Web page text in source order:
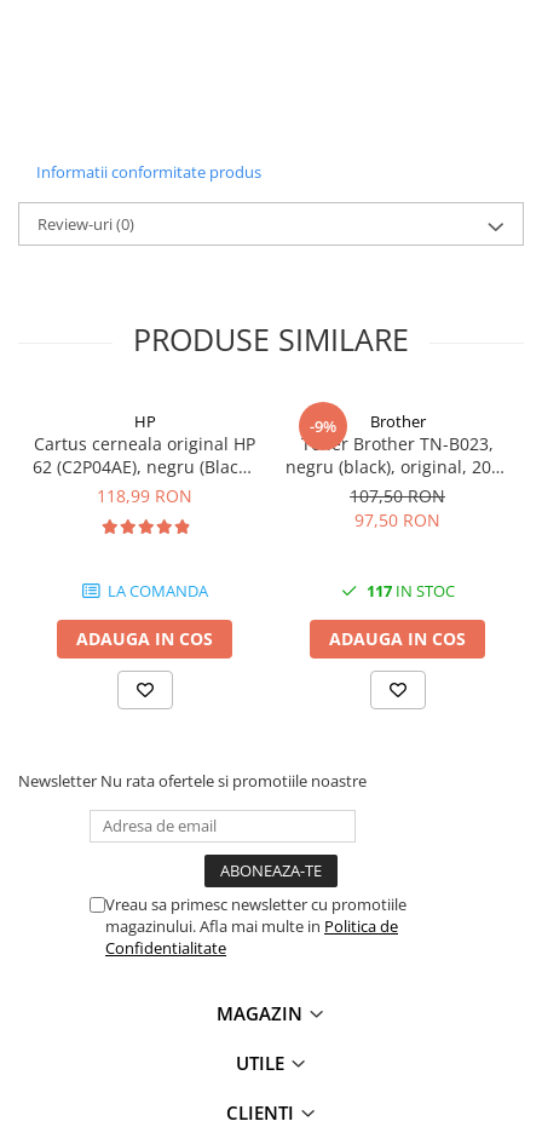
Coolere CPU
Ventilatoare
Pasta termica
Hard disk-uri externe
Placi captura
Adaptoare PCI / PCIe
Periferice PC
Kit mouse si tastatura
Web-cam-uri si sisteme
videoconferinta
Alte periferice
Retelistica
Access Point-uri
Cabluri retea
Informatii conformitate produs
Review-uri(0)
PRODUSE SIMILARE
HP
Cartus cerneala original HP
62 (C2P04AE), negru (Black),
200 pagini
118,99 RON
LA COMANDA
ADAUGA IN COS
-9% Brother
Toner Brother TN-B023,
negru (black), original, 2000
pagini
107,50 RON
97,50 RON
117IN STOC
ADAUGA IN COS
Newsletter Nu rata ofertele si promotiile noastre
Vreau sa primesc newsletter cu promotiile
magazinului. Afla mai multe in Politica de
Confidentialitate
MAGAZIN
UTILE
CLIENTI